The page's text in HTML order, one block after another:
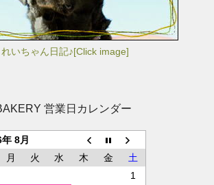
いちゃん日記♪[Click image]
営業日カレンダー
8月
月 火 水 木 金
土
1